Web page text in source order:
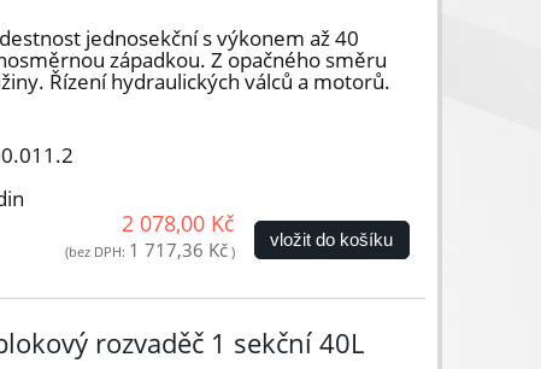
jednosekční s výkonem až 40
západkou. Z opačného směru
Řízení hydraulických válců a motorů.
2 078,00 Kč
(bez DPH: 1 717,36 Kč)
vložit do košíku
rozvaděč 1 sekční 40L